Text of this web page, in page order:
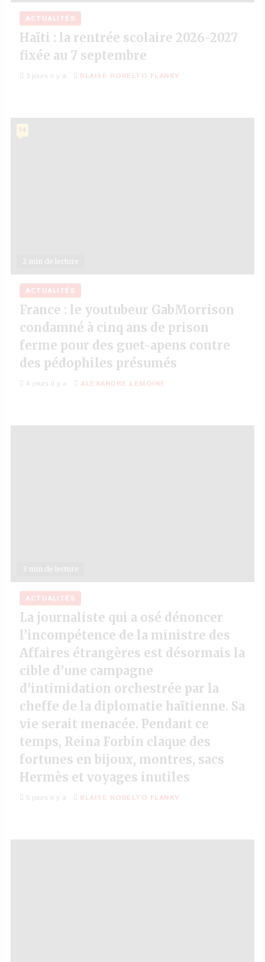
ACTUALITÉS
Haïti : la rentrée scolaire 2026-2027
fixée au 7 septembre
3 jours il y a BLAISE ROBELTO FLANKY
2 min de lecture
14
ACTUALITÉS
France : le youtubeur GabMorrison
condamné à cinq ans de prison
ferme pour des guet-apens contre
des pédophiles présumés
4 jours il y a ALEXANDRE LEMOINE
3 min de lecture
ACTUALITÉS
La journaliste qui a osé dénoncer
l’incompétence de la ministre des
Affaires étrangères est désormais la
cible d’une campagne
d’intimidation orchestrée par la
cheffe de la diplomatie haïtienne. Sa
vie serait menacée. Pendant ce
temps, Reina Forbin claque des
fortunes en bijoux, montres, sacs
Hermès et voyages inutiles
5 jours il y a BLAISE ROBELTO FLANKY